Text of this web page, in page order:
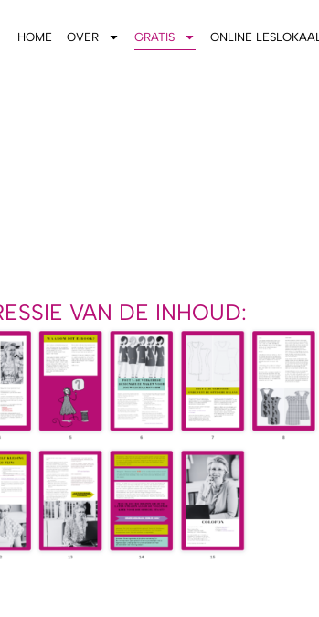
HOME OVER GRATIS ONLINE LESLOKAAL
VAN DE INHOUD: